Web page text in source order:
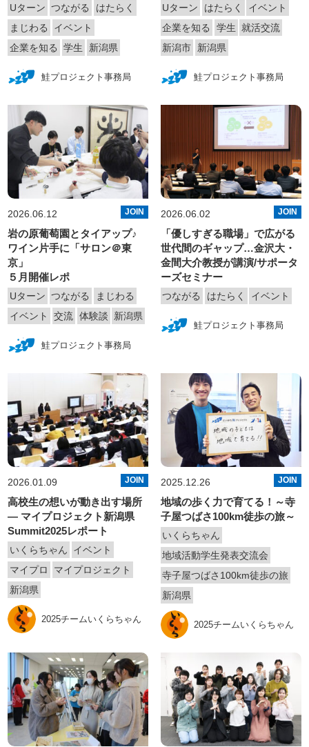
Uターン つながる
はたらく
まじわる
イベント
企業を知る
学生 新潟県
鮭プロジェクト事務局
Uターン はたらく
イベント
企業を知る
学生 就活交流
新潟市
新潟県
鮭プロジェクト事務局
2026.06.12 JOIN
岩の原葡萄園とタイアップ♪
ワイン片手に「サロン＠東
京」
５月開催レポ
Uターン つながる
まじわる
イベント
交流 体験談 新潟県
鮭プロジェクト事務局
2026.06.02 JOIN
「優しすぎる職場」で広がる
世代間のギャップ…金沢大・
金間大介教授が講演/サポータ
ーズセミナー
つながる はたらく イベント
鮭プロジェクト事務局
2026.01.09 JOIN
高校生の想いが動き出す場所
― マイプロジェクト新潟県
Summit2025レポート
いくらちゃん
イベント
マイプロ
マイプロジェクト
新潟県
2025チームいくらちゃん
2025.12.26 JOIN
地域の歩く力で育てる！～寺
子屋つばさ100km徒歩の旅～
いくらちゃん
地域活動学生発表交流会
寺子屋つばさ100km徒歩の旅
新潟県
2025チームいくらちゃん